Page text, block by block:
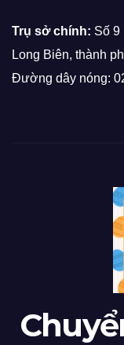
Trụ sở chính: Số 9
Long Biên, thành
Đường dây nóng: